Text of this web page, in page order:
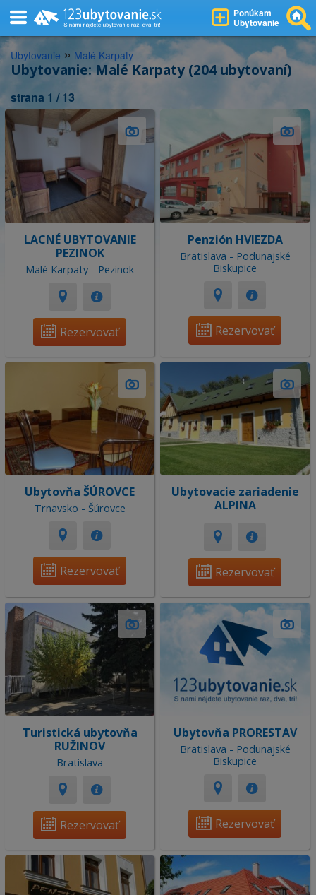
Ponúkam
Ubytovanie
Ubytovanie » Malé Karpaty
Ubytovanie: Malé Karpaty (204 ubytovaní)
strana 1 / 13
LACNÉ UBYTOVANIE
PEZINOK
Malé Karpaty - Pezinok
Rezervovať
Penzión HVIEZDA
Bratislava - Podunajské
Biskupice
Rezervovať
Ubytovňa ŠÚROVCE
Trnavsko - Šúrovce
Rezervovať
Ubytovacie zariadenie
ALPINA
Rezervovať
Turistická ubytovňa
RUŽINOV
Bratislava
Rezervovať
Ubytovňa PRORESTAV
Bratislava - Podunajské
Biskupice
Rezervovať